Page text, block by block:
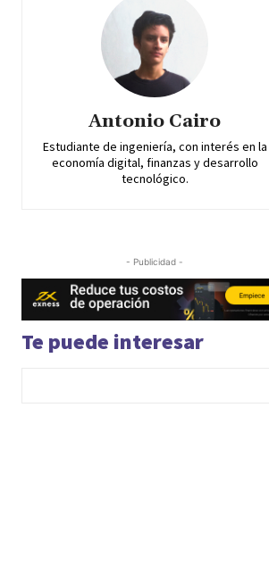
Antonio Cairo
Estudiante de ingeniería, con interés en la
economía digital, finanzas y desarrollo
tecnológico.
- Publicidad -
Te puede interesar